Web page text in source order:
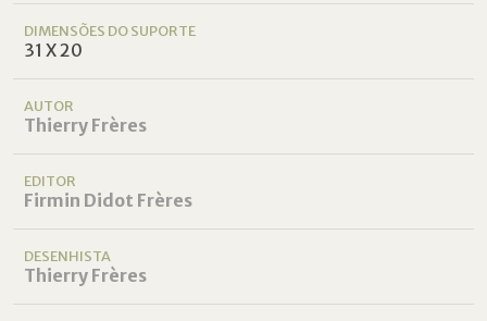
DIMENSÕES DO SUPORTE
31 X 20
AUTOR
Thierry Frères
EDITOR
Firmin Didot Frères
DESENHISTA
Thierry Frères